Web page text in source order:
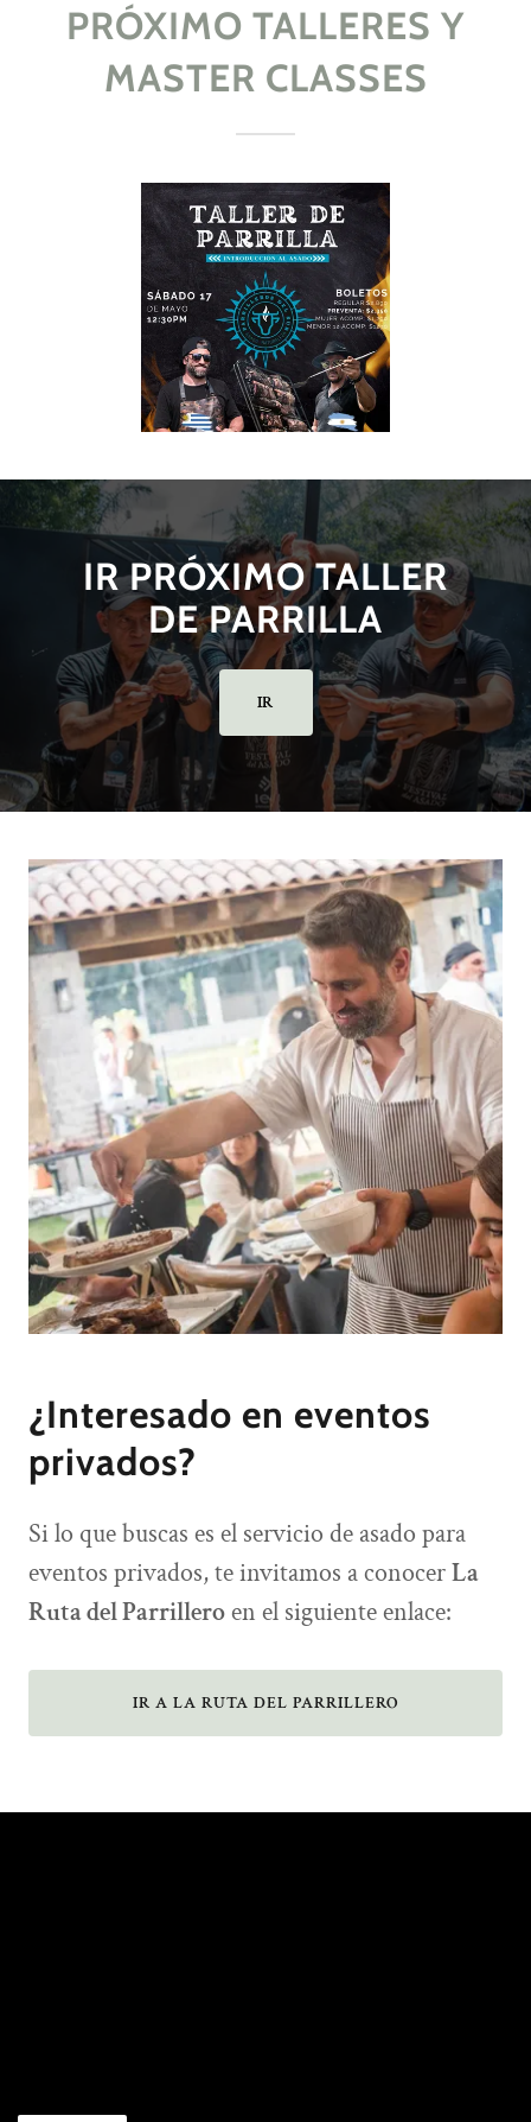
PRÓXIMO TALLERES Y
MASTER CLASSES
IR PRÓXIMO TALLER
DE PARRILLA
IR
¿Interesado en eventos
privados?
Si lo que buscas es el servicio de asado para
eventos privados, te invitamos a conocerLa
Ruta del Parrilleroen el siguiente enlace:
IR A LA RUTA DEL PARRILLERO